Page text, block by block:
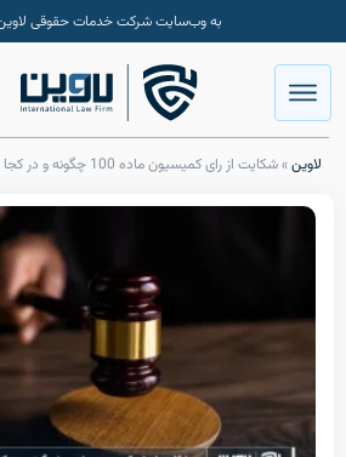
به وب‌سایت شرکت خدمات حقوقی لاوین خوش آمدید
کمیسیون ماده 100 چگونه و در کجا انجام می‌شود؟